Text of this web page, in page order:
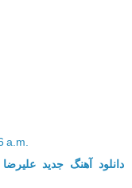
a.m.
دانلود آهنگ جدید علیرضا